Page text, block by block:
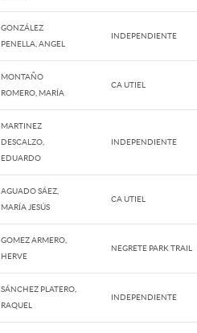
GONZÁLEZ
PENELLA, ANGEL
INDEPENDIENTE
MONTAÑO
ROMERO, MARÍA
CA UTIEL
MARTINEZ
DESCALZO,
EDUARDO
INDEPENDIENTE
AGUADO SÁEZ,
MARÍA JESÚS
CA UTIEL
GOMEZ ARMERO,
HERVE
NEGRETE PARK TRAIL
SÁNCHEZ PLATERO,
RAQUEL
INDEPENDIENTE